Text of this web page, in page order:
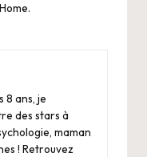
8 ans, je
des stars à
maman
! Retrouvez